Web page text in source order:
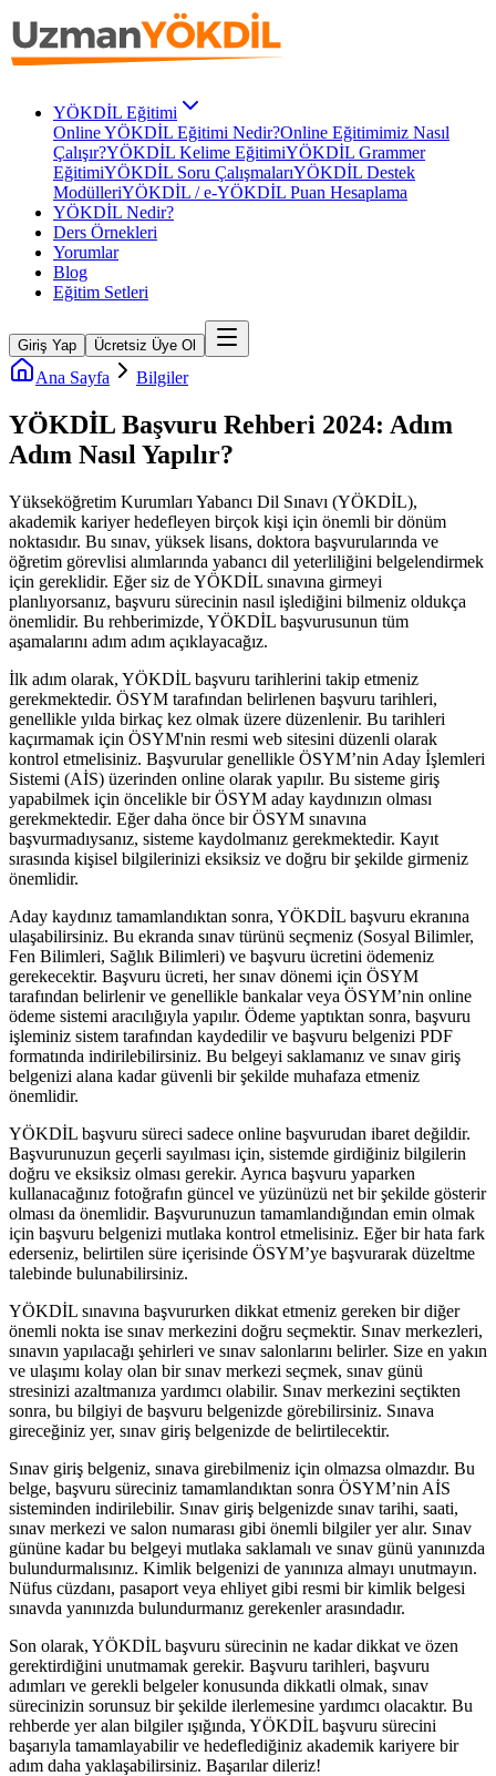
YÖKDİL Eğitimi
Online YÖKDİL Eğitimi Nedir?Online Eğitimimiz Nasıl
Çalışır?YÖKDİL Kelime EğitimiYÖKDİL Grammer
EğitimiYÖKDİL Soru ÇalışmalarıYÖKDİL Destek
ModülleriYÖKDİL / e-YÖKDİL Puan Hesaplama
YÖKDİL Nedir?
Ders Örnekleri
Yorumlar
Blog
Eğitim Setleri
Giriş Yap Ücretsiz Üye Ol
Ana Sayfa Bilgiler
YÖKDİL Başvuru Rehberi 2024: Adım
Adım Nasıl Yapılır?
Yükseköğretim Kurumları Yabancı Dil Sınavı (YÖKDİL),
akademik kariyer hedefleyen birçok kişi için önemli bir dönüm
noktasıdır. Bu sınav, yüksek lisans, doktora başvurularında ve
öğretim görevlisi alımlarında yabancı dil yeterliliğini belgelendirmek
için gereklidir. Eğer siz de YÖKDİL sınavına girmeyi
planlıyorsanız, başvuru sürecinin nasıl işlediğini bilmeniz oldukça
önemlidir. Bu rehberimizde, YÖKDİL başvurusunun tüm
aşamalarını adım adım açıklayacağız.
İlk adım olarak, YÖKDİL başvuru tarihlerini takip etmeniz
gerekmektedir. ÖSYM tarafından belirlenen başvuru tarihleri,
genellikle yılda birkaç kez olmak üzere düzenlenir. Bu tarihleri
kaçırmamak için ÖSYM'nin resmi web sitesini düzenli olarak
kontrol etmelisiniz. Başvurular genellikle ÖSYM’nin Aday İşlemleri
Sistemi (AİS) üzerinden online olarak yapılır. Bu sisteme giriş
yapabilmek için öncelikle bir ÖSYM aday kaydınızın olması
gerekmektedir. Eğer daha önce bir ÖSYM sınavına
başvurmadıysanız, sisteme kaydolmanız gerekmektedir. Kayıt
sırasında kişisel bilgilerinizi eksiksiz ve doğru bir şekilde girmeniz
önemlidir.
Aday kaydınız tamamlandıktan sonra, YÖKDİL başvuru ekranına
ulaşabilirsiniz. Bu ekranda sınav türünü seçmeniz (Sosyal Bilimler,
Fen Bilimleri, Sağlık Bilimleri) ve başvuru ücretini ödemeniz
gerekecektir. Başvuru ücreti, her sınav dönemi için ÖSYM
tarafından belirlenir ve genellikle bankalar veya ÖSYM’nin online
ödeme sistemi aracılığıyla yapılır. Ödeme yaptıktan sonra, başvuru
işleminiz sistem tarafından kaydedilir ve başvuru belgenizi PDF
formatında indirilebilirsiniz. Bu belgeyi saklamanız ve sınav giriş
belgenizi alana kadar güvenli bir şekilde muhafaza etmeniz
önemlidir.
YÖKDİL başvuru süreci sadece online başvurudan ibaret değildir.
Başvurunuzun geçerli sayılması için, sistemde girdiğiniz bilgilerin
doğru ve eksiksiz olması gerekir. Ayrıca başvuru yaparken
kullanacağınız fotoğrafın güncel ve yüzünüzü net bir şekilde gösterir
olması da önemlidir. Başvurunuzun tamamlandığından emin olmak
için başvuru belgenizi mutlaka kontrol etmelisiniz. Eğer bir hata fark
ederseniz, belirtilen süre içerisinde ÖSYM’ye başvurarak düzeltme
talebinde bulunabilirsiniz.
YÖKDİL sınavına başvururken dikkat etmeniz gereken bir diğer
önemli nokta ise sınav merkezini doğru seçmektir. Sınav merkezleri,
sınavın yapılacağı şehirleri ve sınav salonlarını belirler. Size en yakın
ve ulaşımı kolay olan bir sınav merkezi seçmek, sınav günü
stresinizi azaltmanıza yardımcı olabilir. Sınav merkezini seçtikten
sonra, bu bilgiyi de başvuru belgenizde görebilirsiniz. Sınava
gireceğiniz yer, sınav giriş belgenizde de belirtilecektir.
Sınav giriş belgeniz, sınava girebilmeniz için olmazsa olmazdır. Bu
belge, başvuru süreciniz tamamlandıktan sonra ÖSYM’nin AİS
sisteminden indirilebilir. Sınav giriş belgenizde sınav tarihi, saati,
sınav merkezi ve salon numarası gibi önemli bilgiler yer alır. Sınav
gününe kadar bu belgeyi mutlaka saklamalı ve sınav günü yanınızda
bulundurmalısınız. Kimlik belgenizi de yanınıza almayı unutmayın.
Nüfus cüzdanı, pasaport veya ehliyet gibi resmi bir kimlik belgesi
sınavda yanınızda bulundurmanız gerekenler arasındadır.
Son olarak, YÖKDİL başvuru sürecinin ne kadar dikkat ve özen
gerektirdiğini unutmamak gerekir. Başvuru tarihleri, başvuru
adımları ve gerekli belgeler konusunda dikkatli olmak, sınav
sürecinizin sorunsuz bir şekilde ilerlemesine yardımcı olacaktır. Bu
rehberde yer alan bilgiler ışığında, YÖKDİL başvuru sürecini
başarıyla tamamlayabilir ve hedeflediğiniz akademik kariyere bir
adım daha yaklaşabilirsiniz. Başarılar dileriz!